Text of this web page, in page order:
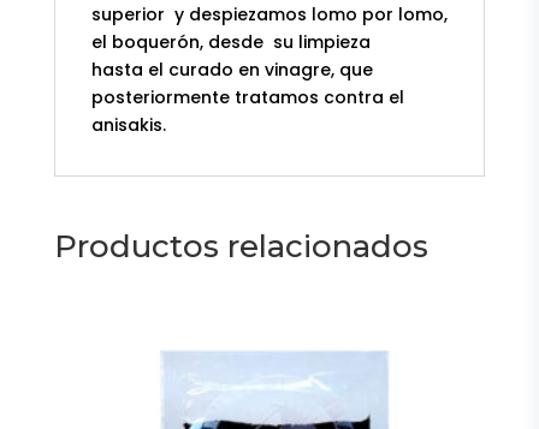
superior y despiezamos lomo por lomo,
el boquerón, desde su limpieza
hasta el curado en vinagre, que
posteriormente tratamos contra el
anisakis.
Productos relacionados